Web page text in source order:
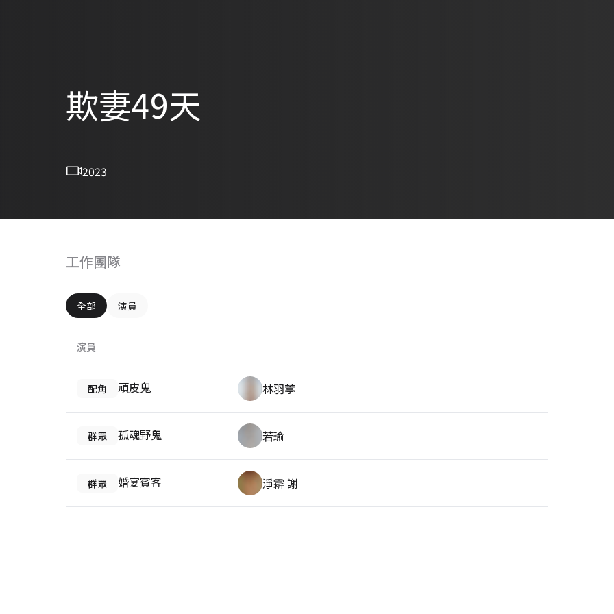
欺妻49天
2023
工作團隊
全部 演員
演員
配角 頑皮鬼 林羽葶
群眾 孤魂野鬼 若瑜
群眾 婚宴賓客 淨䨛 謝